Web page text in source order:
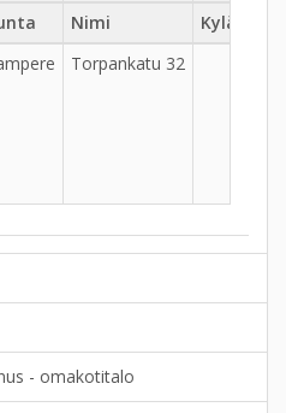
Nimi Kylä
Torpankatu 32
- omakotitalo